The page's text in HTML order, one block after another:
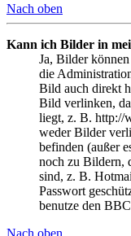
Nach oben
Kann ich Bilder in
Ja, Bilder
die
Bild auch direkt
Bild verlinken,
liegt, z. B. http://
weder Bilder
befinden (außer
noch zu Bildern,
sind, z. B.
Passwort
benutze den
Nach oben